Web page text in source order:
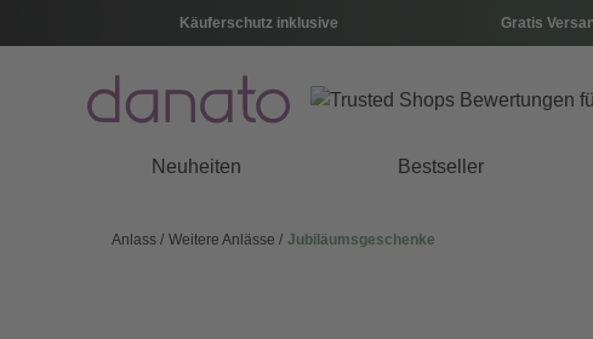
Käuferschutz inklusive Gratis
Neuheiten Bestseller
Anlass Weitere Anlässe Jubiläumsgeschenke